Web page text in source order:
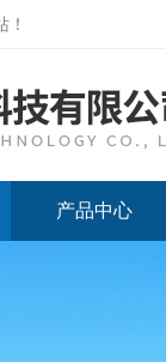
！
产品中心